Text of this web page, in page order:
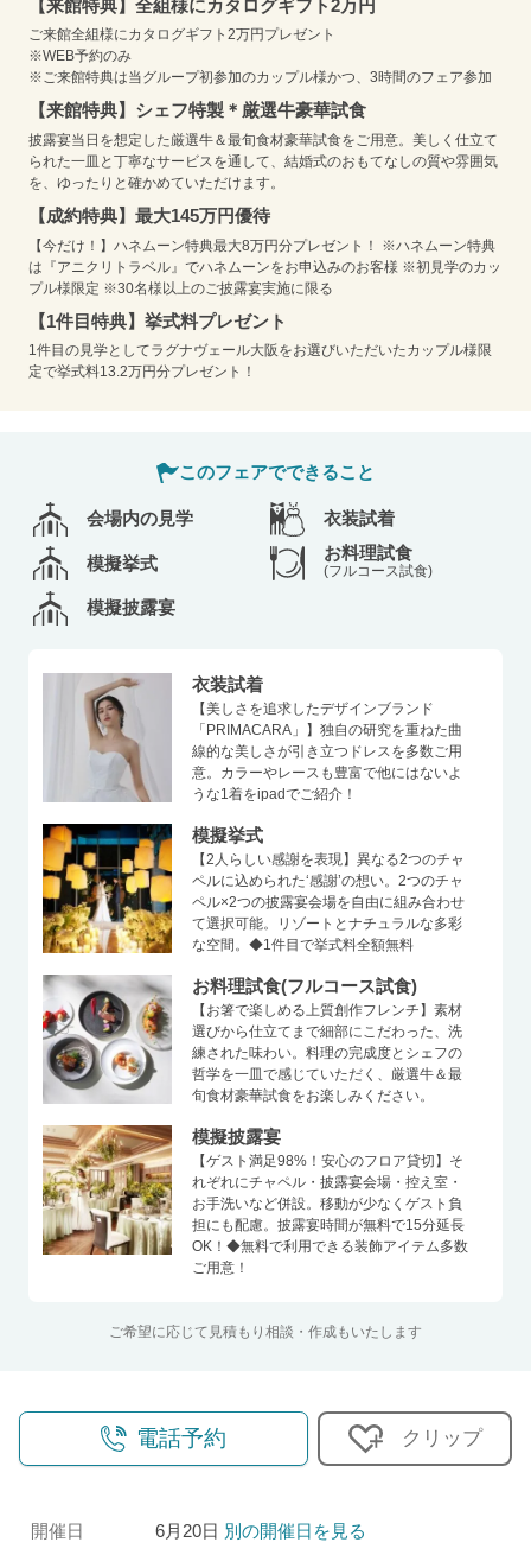
【来館特典】全組様にカタログギフト2万円
ご来館全組様にカタログギフト2万円プレゼント
※WEB予約のみ
※ご来館特典は当グループ初参加のカップル様かつ、3時間のフェア参加
【来館特典】シェフ特製＊厳選牛豪華試食
披露宴当日を想定した厳選牛＆最旬食材豪華試食をご用意。美しく仕立て
られた一皿と丁寧なサービスを通して、結婚式のおもてなしの質や雰囲気
を、ゆったりと確かめていただけます。
【成約特典】最大145万円優待
【今だけ！】ハネムーン特典最大8万円分プレゼント！ ※ハネムーン特典
は『アニクリトラベル』でハネムーンをお申込みのお客様 ※初見学のカッ
プル様限定 ※30名様以上のご披露宴実施に限る
【1件目特典】挙式料プレゼント
1件目の見学としてラグナヴェール大阪をお選びいただいたカップル様限
定で挙式料13.2万円分プレゼント！
このフェアでできること
会場内の見学 衣装試着
模擬挙式
お料理試食
(フルコース試食)
模擬披露宴
衣装試着
【美しさを追求したデザインブランド
「PRIMACARA」】独自の研究を重ねた曲
線的な美しさが引き立つドレスを多数ご用
意。カラーやレースも豊富で他にはないよ
うな1着をipadでご紹介！
模擬挙式
【2人らしい感謝を表現】異なる2つのチャ
ペルに込められた‘感謝’の想い。2つのチャ
ペル×2つの披露宴会場を自由に組み合わせ
て選択可能。リゾートとナチュラルな多彩
な空間。◆1件目で挙式料全額無料
お料理試食(フルコース試食)
【お箸で楽しめる上質創作フレンチ】素材
選びから仕立てまで細部にこだわった、洗
練された味わい。料理の完成度とシェフの
哲学を一皿で感じていただく、厳選牛＆最
旬食材豪華試食をお楽しみください。
模擬披露宴
【ゲスト満足98%！安心のフロア貸切】そ
れぞれにチャペル・披露宴会場・控え室・
お手洗いなど併設。移動が少なくゲスト負
担にも配慮。披露宴時間が無料で15分延長
OK！◆無料で利用できる装飾アイテム多数
ご用意！
ご希望に応じて見積もり相談・作成もいたします
電話予約 クリップ
開催日 6月20日 別の開催日を見る